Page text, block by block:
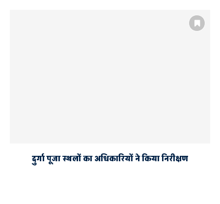
दुर्गा पूजा स्थलों का अधिकारियों ने किया निरीक्षण